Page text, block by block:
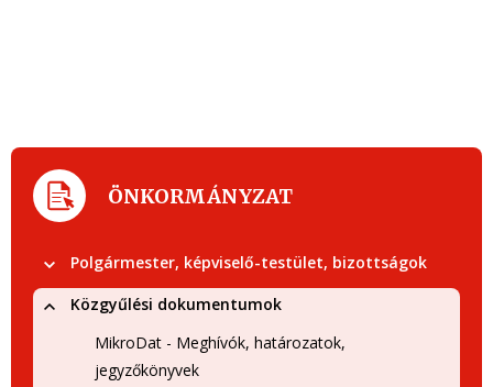
ÖNKORMÁNYZAT
Polgármester, képviselő-testület, bizottságok
Közgyűlési dokumentumok
MikroDat - Meghívók, határozatok,
jegyzőkönyvek